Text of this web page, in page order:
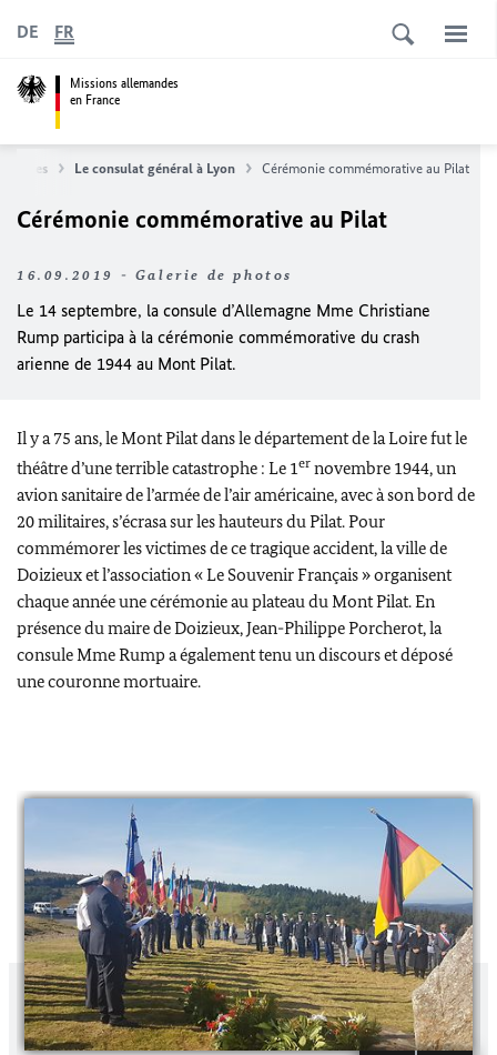
Missions allemandes
en France
DE FR
Le consulat général à Lyon Cérémonie commémorative au Pilat
Cérémonie commémorative au Pilat
16.09.2019 - Galerie de photos
Le 14 septembre, la consule d’Allemagne Mme Christiane
Rump participa à la cérémonie commémorative du crash
arienne de 1944 au Mont Pilat.
Il y a 75 ans, le Mont Pilat dans le département de la Loire fut le
théâtre d’une terrible catastrophe : Le 1ernovembre 1944, un
avion sanitaire de l’armée de l’air américaine, avec à son bord de
20 militaires, s’écrasa sur les hauteurs du Pilat. Pour
commémorer les victimes de ce tragique accident, la ville de
Doizieux et l’association « Le Souvenir Français » organisent
chaque année une cérémonie au plateau du Mont Pilat. En
présence du maire de Doizieux, Jean-Philippe Porcherot, la
consule Mme Rump a également tenu un discours et déposé
une couronne mortuaire.